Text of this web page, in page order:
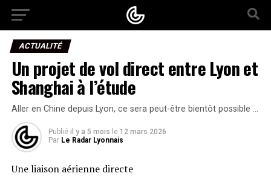
ACTUALITÉ
Un projet de vol direct entre Lyon et
Shanghai à l’étude
Aller en Chine depuis Lyon, ce sera peut-être bientôt possible …
Publié il y a 5 mois le 12 mars 2026
Par Le Radar Lyonnais
Une liaison aérienne directe